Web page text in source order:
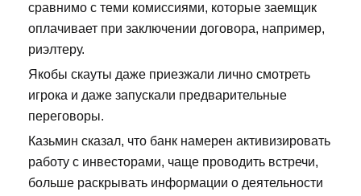
сравнимо с теми комиссиями, которые заемщик
оплачивает при заключении договора, например,
риэлтеру.
Якобы скауты даже приезжали лично смотреть
игрока и даже запускали предварительные
переговоры.
Казьмин сказал, что банк намерен активизировать
работу с инвесторами, чаще проводить встречи,
больше раскрывать информации о деятельности